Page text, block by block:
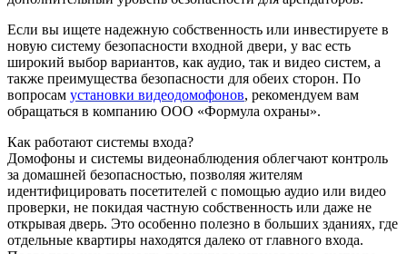
Если вы ищете надежную собственность или инвестируете в
новую систему безопасности входной двери, у вас есть
широкий выбор вариантов, как аудио, так и видео систем, а
также преимущества безопасности для обеих сторон. По
вопросам установки видеодомофонов, рекомендуем вам
обращаться в компанию ООО «Формула охраны».
Как работают системы входа?
Домофоны и системы видеонаблюдения облегчают контроль
за домашней безопасностью, позволяя жителям
идентифицировать посетителей с помощью аудио или видео
проверки, не покидая частную собственность или даже не
открывая дверь. Это особенно полезно в больших зданиях, где
отдельные квартиры находятся далеко от главного входа.